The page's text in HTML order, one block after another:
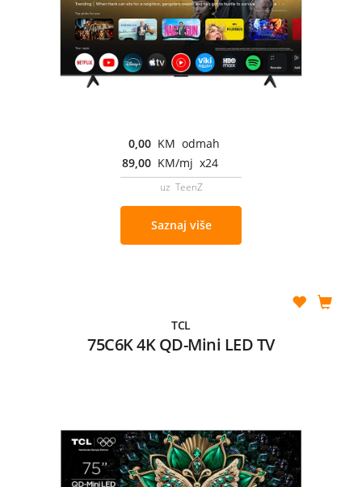
0,00 KM odmah
89,00 KM/mj x24
uz TeenZ
Saznaj više
TCL
75C6K 4K QD-Mini LED TV